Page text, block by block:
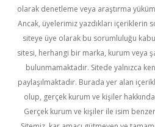
olarak denetleme veya araştırma
Ancak, üyelerimiz yazdıkları içeriklerin
siteye üye olarak bu sorumluluğu
sitesi, herhangi bir marka, kurum veya
bulunmamaktadır. Sitede yalnızca
paylaşılmaktadır. Burada yer alan
olup, gerçek kurum ve kişiler
Gerçek kurum ve kişiler ile isim